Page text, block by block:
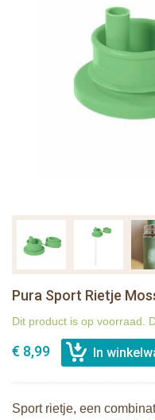
Pura Sport Rietje
Dit product is op voorraad.
€ 8,99
Sport rietje, een